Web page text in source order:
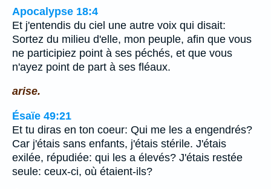
Apocalypse 18:4
Et j'entendis du ciel une autre voix qui disait:
Sortez du milieu d'elle, mon peuple, afin que vous
ne participiez point à ses péchés, et que vous
n'ayez point de part à ses fléaux.
arise.
Ésaïe 49:21
Et tu diras en ton coeur: Qui me les a engendrés?
Car j'étais sans enfants, j'étais stérile. J'étais
exilée, répudiée: qui les a élevés? J'étais restée
seule: ceux-ci, où étaient-ils?